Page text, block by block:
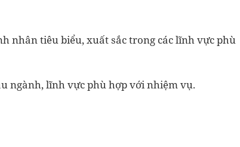
nhân tiêu biểu, xuất sắc trong các lĩnh vực phù
ngành, lĩnh vực phù hợp với nhiệm vụ.